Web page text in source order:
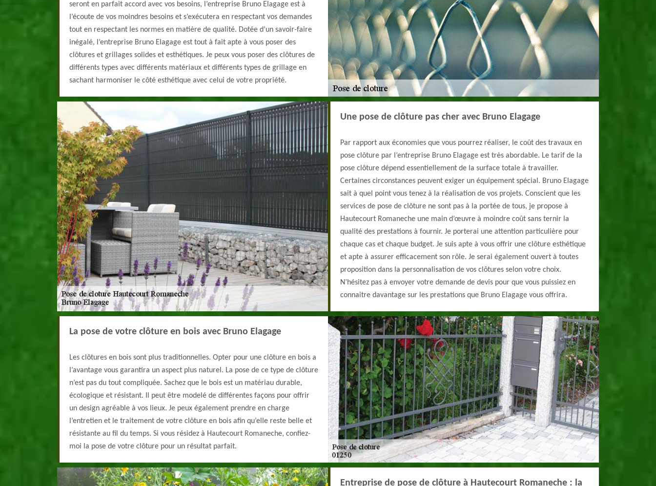
seront en parfait accord avec vos besoins, l’entreprise Bruno Elagage est à
l’écoute de vos moindres besoins et s’exécutera en respectant vos demandes
tout en respectant les normes en matière de qualité. Dotée d’un savoir-faire
inégalé, l’entreprise Bruno Elagage est tout à fait apte à vous poser des
clôtures et grillages solides et esthétiques. Je peux vous poser des clôtures de
différents types avec différents matériaux et différents types de grillage en
sachant harmoniser le côté esthétique avec celui de votre propriété.
Une pose de clôture pas cher avec Bruno Elagage
Par rapport aux économies que vous pourrez réaliser, le coût des travaux en
pose clôture par l’entreprise Bruno Elagage est très abordable. Le tarif de la
pose clôture dépend essentiellement de la surface totale à travailler.
Certaines circonstances peuvent exiger un équipement spécial. Bruno Elagage
sait à quel point vous tenez à la réalisation de vos projets. Conscient que les
services de pose de clôture ne sont pas à la portée de tous, je propose à
Hautecourt Romaneche une main d’œuvre à moindre coût sans ternir la
qualité des prestations à fournir. Je porterai une attention particulière pour
chaque cas et chaque budget. Je suis apte à vous offrir une clôture esthétique
et apte à assurer efficacement son rôle. Je serai également ouvert à toutes
proposition dans la personnalisation de vos clôtures selon votre choix.
N’hésitez pas à envoyer votre demande de devis pour que vous puissiez en
connaitre davantage sur les prestations que Bruno Elagage vous offrira.
La pose de votre clôture en bois avec Bruno Elagage
Les clôtures en bois sont plus traditionnelles. Opter pour une clôture en bois a
l’avantage vous garantira un aspect plus naturel. La pose de ce type de clôture
n’est pas du tout compliquée. Sachez que le bois est un matériau durable,
écologique et résistant. Il peut être modelé de différentes façons pour offrir
un design agréable à vos lieux. Je peux également prendre en charge
l’entretien et le traitement de votre clôture en bois afin qu’elle reste belle et
résistante au fil du temps. Si vous résidez à Hautecourt Romaneche, confiez-
moi la pose de votre clôture pour un résultat parfait.
Entreprise de pose de clôture à Hautecourt Romaneche : la